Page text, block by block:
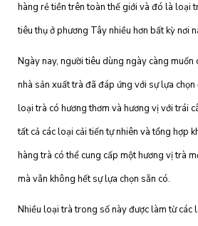
hàng rẻ tiền trên toàn thế giới và đó là loại
tiêu thụ ở phương Tây nhiều hơn bất kỳ nơi
Ngày nay, người tiêu dùng ngày càng muốn
nhà sản xuất trà đã đáp ứng với sự lựa chọn
loại trà có hương thơm và hương vị với trái
tất cả các loại cải tiến tự nhiên và tổng hợp
hàng trà có thể cung cấp một hương vị trà
mà vẫn không hết sự lựa chọn sẵn có.
Nhiều loại trà trong số này được làm từ các